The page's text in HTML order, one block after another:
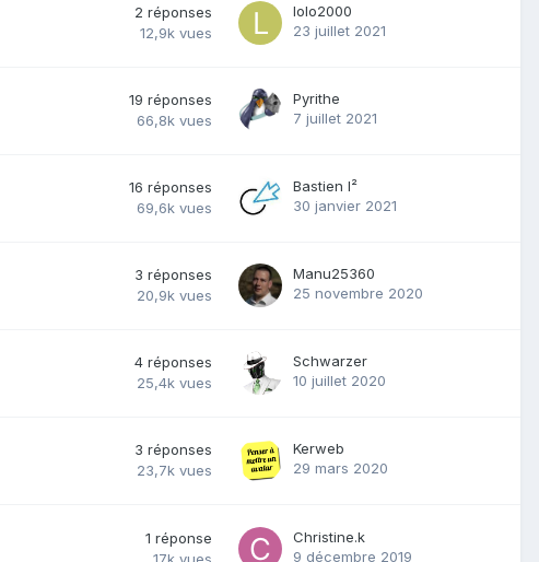
2 réponses
12,9k vues
lolo2000
23 juillet 2021
19 réponses
66,8k vues
Pyrithe
7 juillet 2021
16 réponses
69,6k vues
Bastien I²
30 janvier 2021
3 réponses
20,9k vues
Manu25360
25 novembre 2020
4 réponses
25,4k vues
Schwarzer
10 juillet 2020
3 réponses
23,7k vues
Kerweb
29 mars 2020
1 réponse
Christine.k
9 décembre 2019